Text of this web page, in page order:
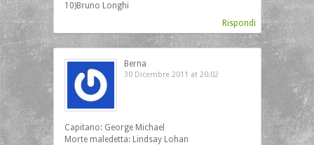
10)Bruno Longhi
Rispondi
Berna
30 Dicembre 2011 at 20:02
Capitano: George Michael
Morte maledetta: Lindsay Lohan